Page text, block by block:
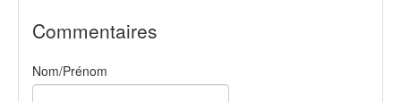
Commentaires
Nom/Prénom